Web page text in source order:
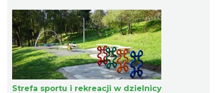
Strefa sportu i rekreacji w dzielnicy